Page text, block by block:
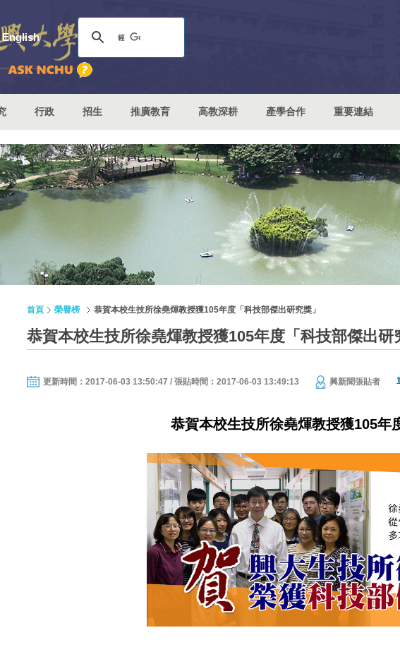
English
行政 招生 推廣教育 高教深耕 產學合作 重要連結
首頁 榮譽榜 恭賀本校生技所徐堯煇教授獲105年度「科技部傑出研究獎」
恭賀本校生技所徐堯煇教授獲105年度「科技部傑出研
更新時間：2017-06-03 13:50:47 / 張貼時間：2017-06-03 13:49:13 興新聞張貼者
恭賀本校生技所徐堯煇教授獲105年